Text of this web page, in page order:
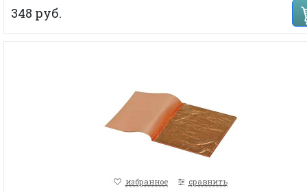
348 руб.
избранное сравнить